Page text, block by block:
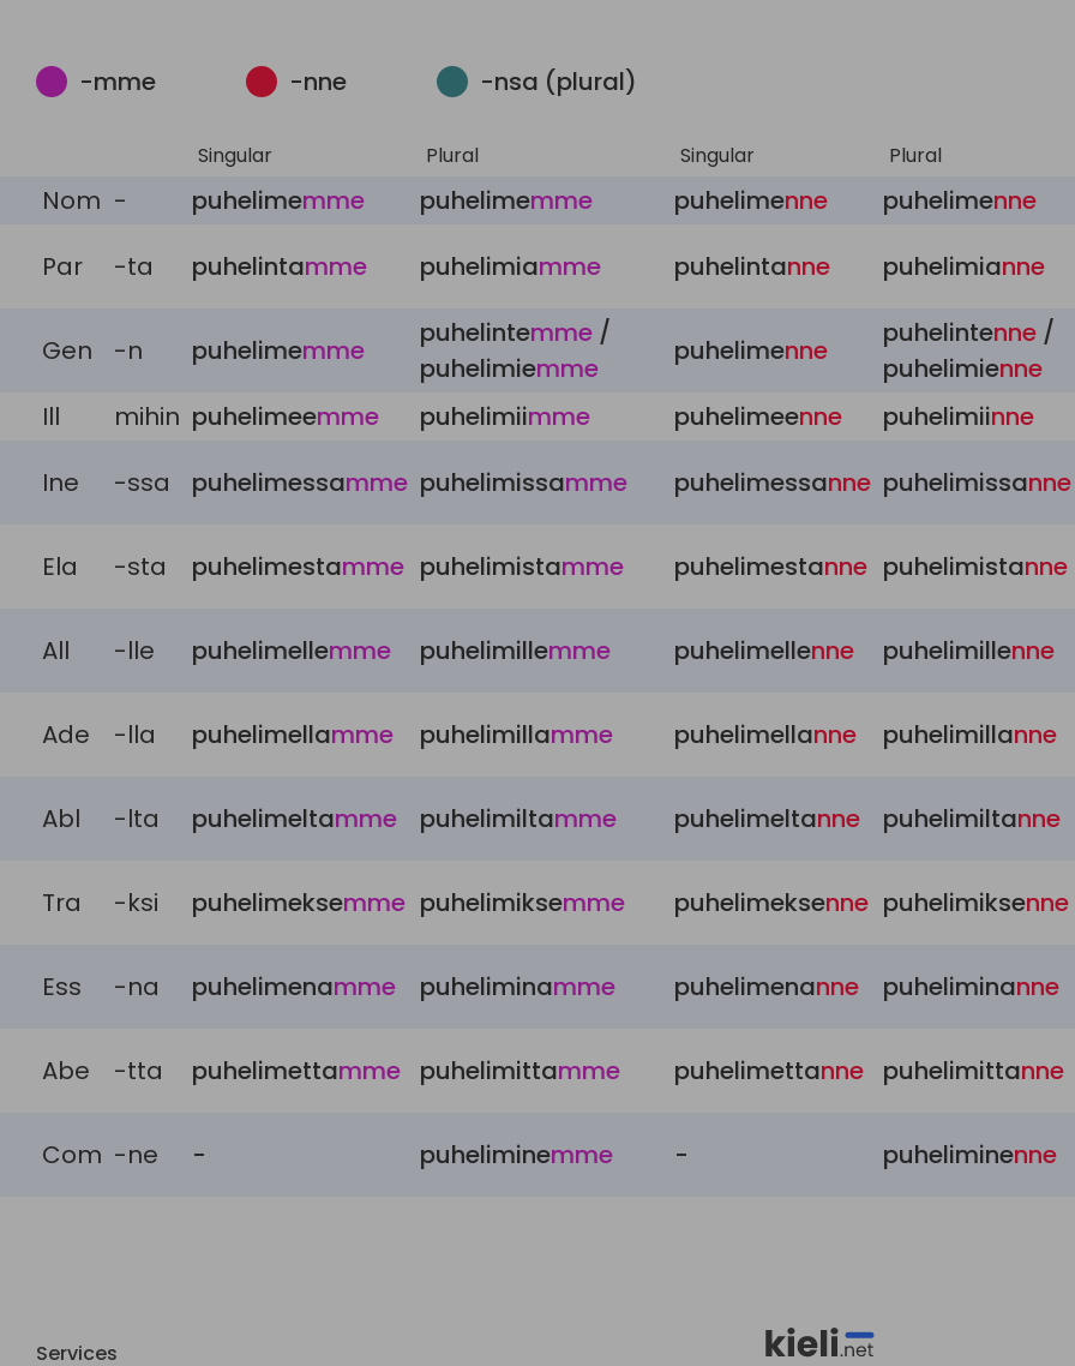
-mme -nne -nsa (plural)
Singular Plural Singular Plural
Nom - puhelimemme puhelimemme puhelimenne puhelimenne
Par
-ta puhelintamme puhelimiamme puhelintanne puhelimianne
Gen
-n puhelimemme
puhelintemme /
puhelimiemme
puhelimenne
puhelintenne /
puhelimienne
Ill
mihin puhelimeemme puhelimiimme puhelimeenne puhelimiinne
Ine
-ssa puhelimessamme puhelimissamme puhelimessanne puhelimissanne
Ela
-sta puhelimestamme puhelimistamme puhelimestanne puhelimistanne
All
-lle puhelimellemme puhelimillemme puhelimellenne puhelimillenne
Ade
-lla puhelimellamme puhelimillamme puhelimellanne puhelimillanne
Abl
-lta puhelimeltamme puhelimiltamme puhelimeltanne puhelimiltanne
Tra
-ksi puhelimeksemme puhelimiksemme puhelimeksenne puhelimiksenne
Ess
-na puhelimenamme puheliminamme puhelimenanne puheliminanne
Abe
-tta puhelimettamme puhelimittamme puhelimettanne puhelimittanne
Com -ne - puheliminemme - puheliminenne
Services